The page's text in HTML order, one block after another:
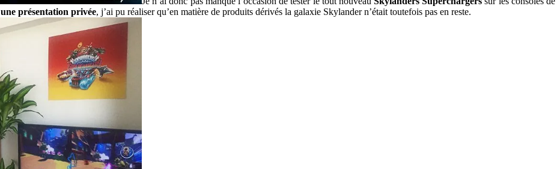
une présentation privée, j’ai pu réaliser qu’en matière de produits dérivés la galaxie Skylander n’était toutefois pas en reste.